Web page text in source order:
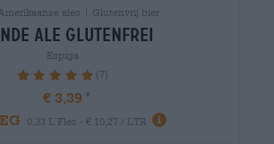
ales | Glutenvrij bier
ale glutenfrei
Espiga
100% (7)
€ 3,39
0,33 L Fles - € 10,27 / LTR